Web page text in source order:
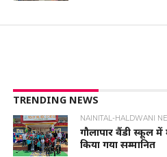
TRENDING NEWS
NAINITAL-HALDWANI
गौलापार वैंडी स्कूल में
किया गया सम्मानित